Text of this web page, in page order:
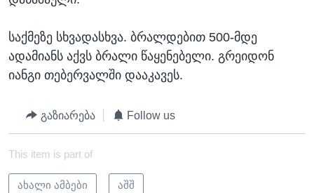
საქმეზე სხვადასხვა. ბრალდებით 500-მდე
ადამიანს აქვს ბრალი წაყენებელი. გრეიდონ
იანგი თებერვალში დააკავეს.
გაზიარება Follow us
This item is part of
ახალი ამბები აშშ